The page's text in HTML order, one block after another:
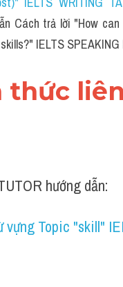
Cách trả lời "How can
" IELTS SPEAKING
thức liên
hướng dẫn:
vựng Topic "skill"